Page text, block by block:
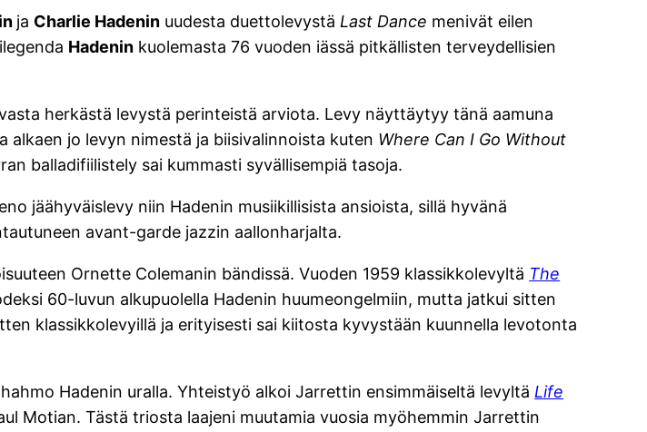
ja Charlie Hadenin uudesta duettolevystä Last Dance menivät eilen
Hadenin kuolemasta 76 vuoden iässä pitkällisten terveydellisien
herkästä levystä perinteistä arviota. Levy näyttäytyy tänä aamuna
alkaen jo levyn nimestä ja biisivalinnoista kuten Where Can I Go Without
balladifiilistely sai kummasti syvällisempiä tasoja.
jäähyväislevy niin Hadenin musiikillisista ansioista, sillä hyvänä
avant-garde jazzin aallonharjalta.
Ornette Colemanin bändissä. Vuoden 1959 klassikkolevyltä The
60-luvun alkupuolella Hadenin huumeongelmiin, mutta jatkui sitten
klassikkolevyillä ja erityisesti sai kiitosta kyvystään kuunnella levotonta
Hadenin uralla. Yhteistyö alkoi Jarrettin ensimmäiseltä levyltä Life
Motian. Tästä triosta laajeni muutamia vuosia myöhemmin Jarrettin